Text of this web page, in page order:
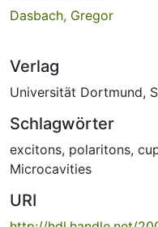
Dasbach, Gregor
Verlag
Universität Dortmund,
Schlagwörter
excitons, polaritons,
Microcavities
URI